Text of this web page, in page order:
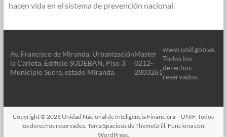
hacen vida en el sistema de prevención nacional.
Av. Francisco de Miranda, Urbanización
la Carlota, Edificio SUDEBAN, Piso 3.
Municipio Sucre, estado Miranda.
Master
0212-
2803261
www.unif.gob.ve.
Todos los
derechos
reservados.
Copyright © 2026 Unidad Nacional de Inteligencia Financiera – UNIF. Todos
los derechos reservados. TemaSpaciousde ThemeGrill. Funciona con:
WordPress.